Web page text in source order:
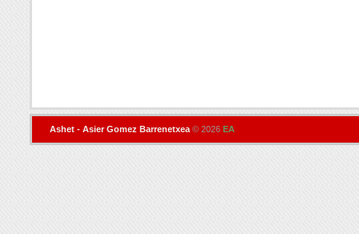
Ashet - Asier Gomez Barrenetxea © 2026 EA